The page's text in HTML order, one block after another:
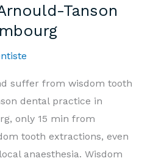
Tanson
suffer from wisdom tooth
dental practice in
only 15 min from
tooth extractions, even
anaesthesia. Wisdom